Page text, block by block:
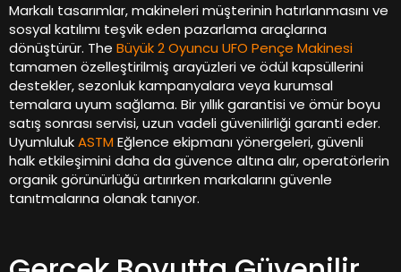
Markalı tasarımlar, makineleri müşterinin hatırlanmasını ve
sosyal katılımı teşvik eden pazarlama araçlarına
dönüştürür. The Büyük 2 Oyuncu UFO Pençe Makinesi
tamamen özelleştirilmiş arayüzleri ve ödül kapsüllerini
destekler, sezonluk kampanyalara veya kurumsal
temalara uyum sağlama. Bir yıllık garantisi ve ömür boyu
satış sonrası servisi, uzun vadeli güvenilirliği garanti eder.
UyumlulukASTM Eğlence ekipmanı yönergeleri, güvenli
halk etkileşimini daha da güvence altına alır, operatörlerin
organik görünürlüğü artırırken markalarını güvenle
tanıtmalarına olanak tanıyor.